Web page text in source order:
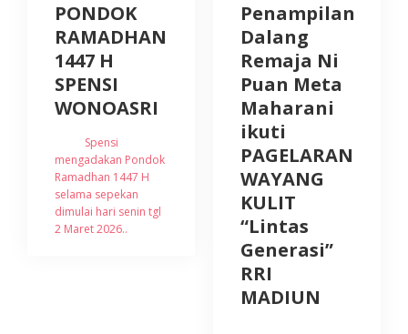
PONDOK
RAMADHAN
1447 H
SPENSI
WONOASRI
Spensi
mengadakan Pondok
Ramadhan 1447 H
selama sepekan
dimulai hari senin tgl
2 Maret 2026..
Penampilan
Dalang
Remaja Ni
Puan Meta
Maharani
ikuti
PAGELARAN
WAYANG
KULIT
“Lintas
Generasi”
RRI
MADIUN